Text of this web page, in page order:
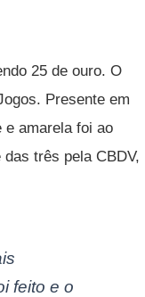
25 de ouro. O
Presente em
e amarela foi ao
três pela CBDV,
feito e o